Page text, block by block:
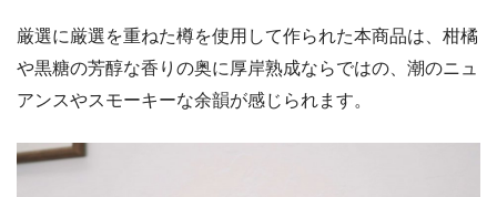
厳選に厳選を重ねた樽を使用して作られた本商品は、柑橘
や黒糖の芳醇な香りの奥に厚岸熟成ならではの、潮のニュ
アンスやスモーキーな余韻が感じられます。